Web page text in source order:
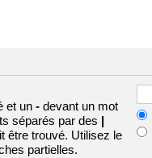
et un - devant un mot
séparés par des |
être trouvé. Utilisez le
partielles.